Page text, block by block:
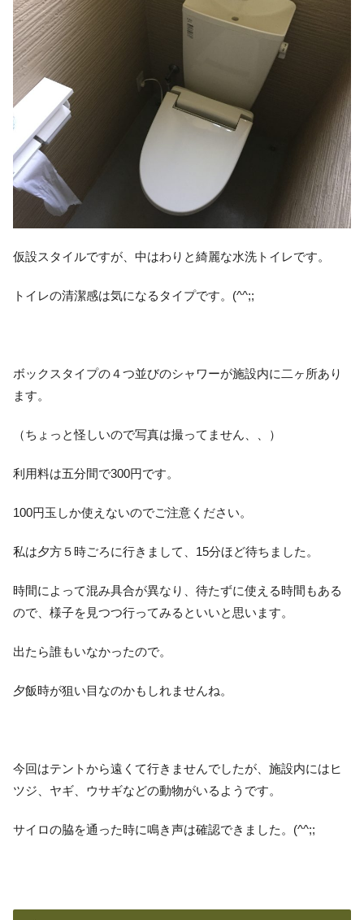
仮設スタイルですが、中はわりと綺麗な水洗トイレです。
トイレの清潔感は気になるタイプです。(^^;;
ボックスタイプの４つ並びのシャワーが施設内に二ヶ所あり
ます。
（ちょっと怪しいので写真は撮ってません、、）
利用料は五分間で300円です。
100円玉しか使えないのでご注意ください。
私は夕方５時ごろに行きまして、15分ほど待ちました。
時間によって混み具合が異なり、待たずに使える時間もある
ので、様子を見つつ行ってみるといいと思います。
出たら誰もいなかったので。
夕飯時が狙い目なのかもしれませんね。
今回はテントから遠くて行きませんでしたが、施設内にはヒ
ツジ、ヤギ、ウサギなどの動物がいるようです。
サイロの脇を通った時に鳴き声は確認できました。(^^;;